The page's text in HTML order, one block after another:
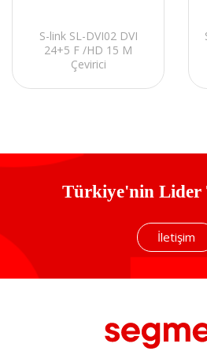
S-link SL-DVI02 DVI
24+5 F /HD 15 M
Çevirici
Türkiye'nin Lider
İletişim